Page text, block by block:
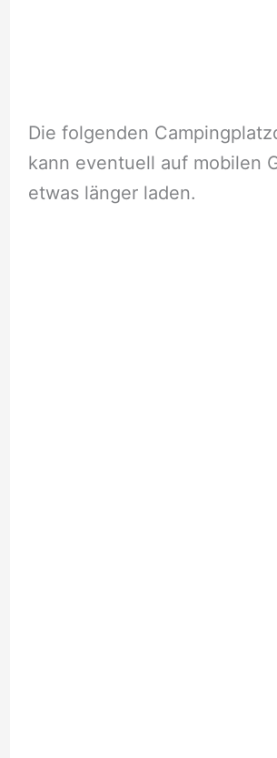
Die folgenden
kann eventuell auf mobilen
etwas länger laden.